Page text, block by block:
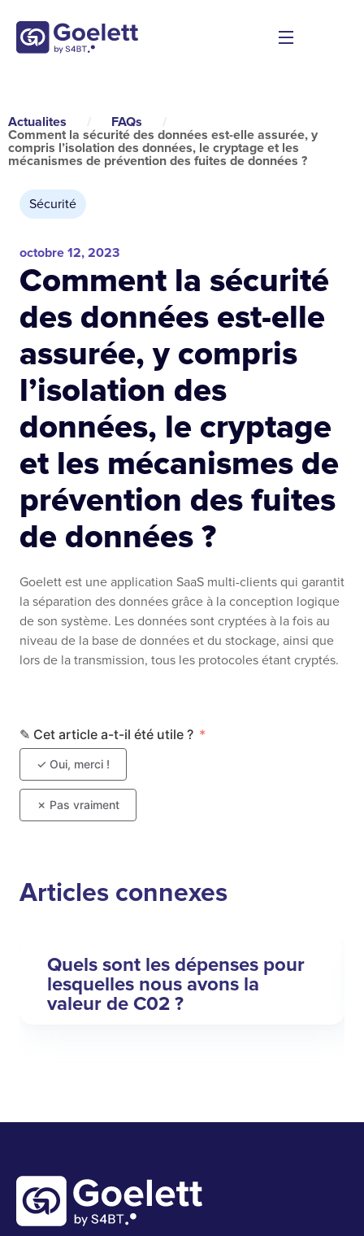
Actualites / FAQs
/
Comment la sécurité des données est-elle assurée, y
compris l’isolation des données, le cryptage et les
mécanismes de prévention des fuites de données ?
Sécurité
octobre 12, 2023
Comment la sécurité
des données est-elle
assurée, y compris
l’isolation des
données, le cryptage
et les mécanismes de
prévention des fuites
de données ?
Goelett est une application SaaS multi-clients qui garantit
la séparation des données grâce à la conception logique
de son système. Les données sont cryptées à la fois au
niveau de la base de données et du stockage, ainsi que
lors de la transmission, tous les protocoles étant cryptés.
Articles connexes
Quels sont les dépenses pour
lesquelles nous avons la
valeur de C02 ?